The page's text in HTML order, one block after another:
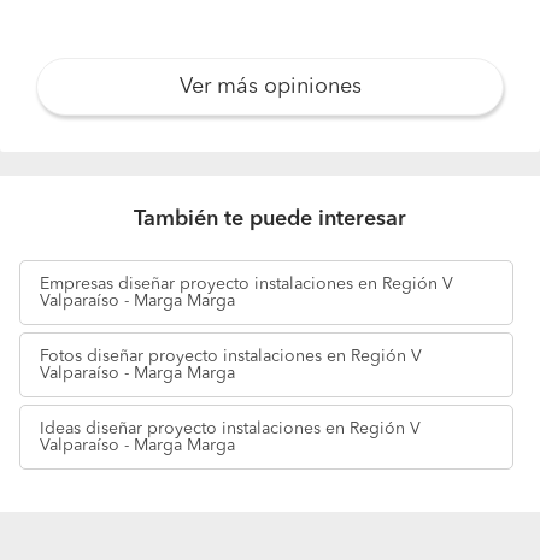
Ver más opiniones
También te puede interesar
Empresas diseñar proyecto instalaciones en Región V
Valparaíso - Marga Marga
Fotos diseñar proyecto instalaciones en Región V
Valparaíso - Marga Marga
Ideas diseñar proyecto instalaciones en Región V
Valparaíso - Marga Marga